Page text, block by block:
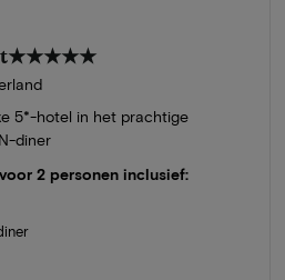
★★★★★
5*-hotel in het prachtige
diner
2 personen inclusief: